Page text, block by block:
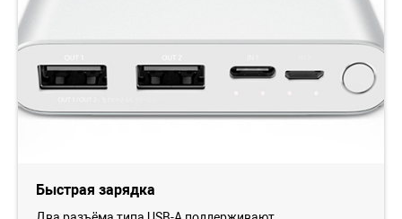
Быстрая зарядка